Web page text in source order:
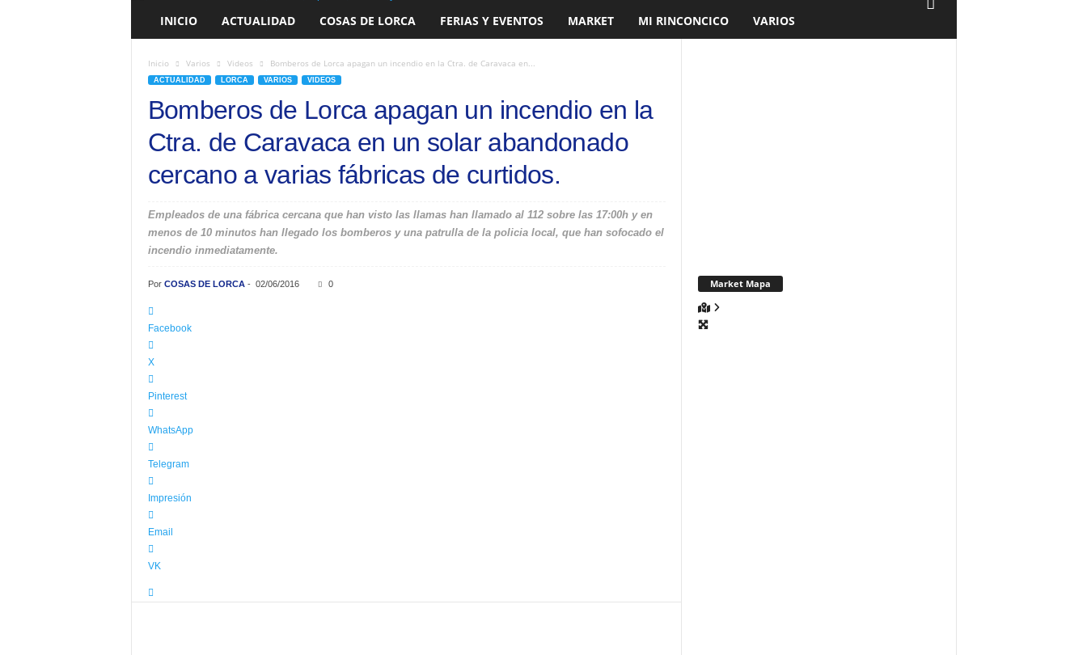
INICIO ACTUALIDAD COSAS DE LORCA FERIAS Y EVENTOS MARKET MI RINCONCICO VARIOS
Inicio Varios Videos Bomberos de Lorca apagan un incendio en la Ctra. de Caravaca en...
ACTUALIDAD LORCA VARIOS VIDEOS
Bomberos de Lorca apagan un incendio en la
Ctra. de Caravaca en un solar abandonado
cercano a varias fábricas de curtidos.
Empleados de una fábrica cercana que han visto las llamas han llamado al 112 sobre las 17:00h y en
menos de 10 minutos han llegado los bomberos y una patrulla de la policia local, que han sofocado el
incendio inmediatamente.
Por COSAS DE LORCA- 02/06/2016 0
Facebook
X
Pinterest
WhatsApp
Telegram
Impresión
Email
VK
Market Mapa